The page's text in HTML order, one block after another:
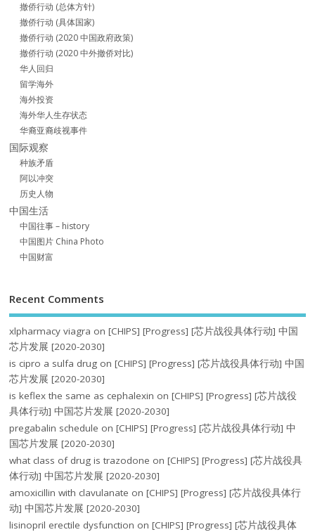
撤侨行动 (总体方针)
撤侨行动 (具体国家)
撤侨行动 (2020 中国政府政策)
撤侨行动 (2020 中外撤侨对比)
华人回归
留学海外
海外投资
海外华人生存状态
华裔亚裔歧视事件
国际观察
种族矛盾
阿以冲突
历史人物
中国生活
中国往事 – history
中国图片 China Photo
中国财富
Recent Comments
xlpharmacy viagra on[CHIPS] [Progress] [芯片战役具体行动] 中国
芯片发展 [2020-2030]
is cipro a sulfa drug on[CHIPS] [Progress] [芯片战役具体行动] 中国
芯片发展 [2020-2030]
is keflex the same as cephalexin on[CHIPS] [Progress] [芯片战役
具体行动] 中国芯片发展 [2020-2030]
pregabalin schedule on[CHIPS] [Progress] [芯片战役具体行动] 中
国芯片发展 [2020-2030]
what class of drug is trazodone on[CHIPS] [Progress] [芯片战役具
体行动] 中国芯片发展 [2020-2030]
amoxicillin with clavulanate on[CHIPS] [Progress] [芯片战役具体行
动] 中国芯片发展 [2020-2030]
lisinopril erectile dysfunction on[CHIPS] [Progress] [芯片战役具体